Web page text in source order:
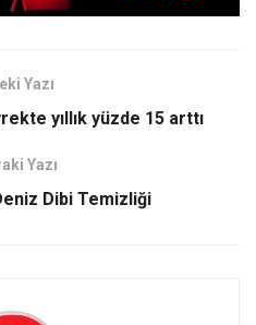
Yazı
yıllık yüzde 15 arttı
Yazı
Dibi Temizliği